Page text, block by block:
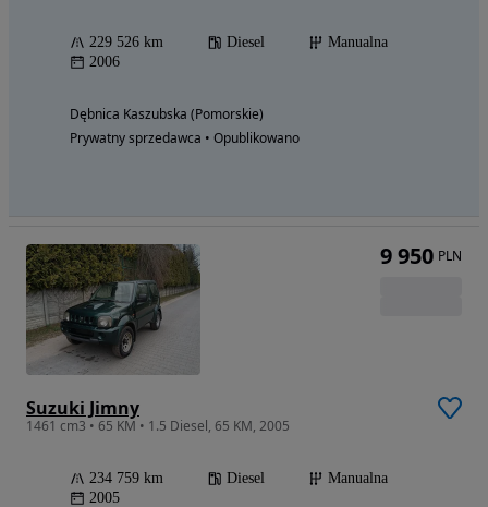
229 526 km Diesel
Manualna
2006
Dębnica Kaszubska (Pomorskie)
Prywatny sprzedawca • Opublikowano
Suzuki Jimny
1461 cm3 • 65 KM • 1.5 Diesel, 65 KM, 2005
234 759 km Diesel
Manualna
2005
9 950 PLN